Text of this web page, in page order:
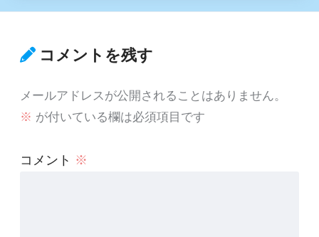
コメントを残す
メールアドレスが公開されることはありません。
※ が付いている欄は必須項目です
コメント ※